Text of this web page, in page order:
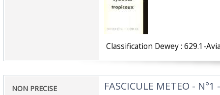
Classification Dewey : 629.1-
‎NON PRECISE‎ ‎FASCICULE METEO - N°1